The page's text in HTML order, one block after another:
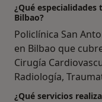
¿Qué
Bilbao?
Policlínica San
en Bilbao que
Cirugía
Radiología,
¿Qué servicios